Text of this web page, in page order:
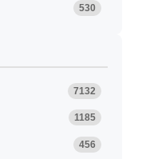
530
7132
1185
456